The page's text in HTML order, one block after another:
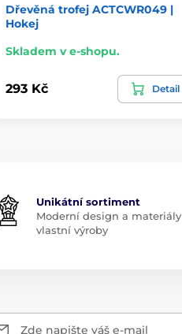
Dřevěná trofej ACTCWR049 |
Hokej
Skladem v e-shopu.
293 Kč Detail
Unikátní sortiment
Moderní design a materiály
vlastní výroby
Zde napište váš e-mail